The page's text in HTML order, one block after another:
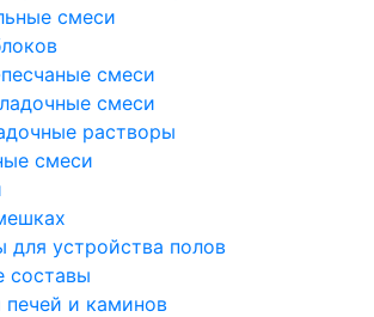
смеси
смеси
смеси
растворы
смеси
для устройства полов
составы
и каминов